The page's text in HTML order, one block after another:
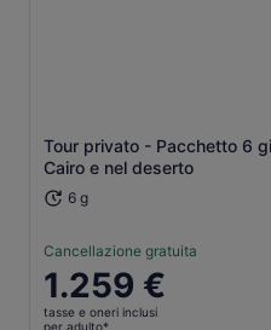
Tour privato - Pacchetto 6
Cairo e nel deserto
6 g
Cancellazione gratuita
Il
prezzo
1.259 €
tasse e oneri inclusi
per adulto*